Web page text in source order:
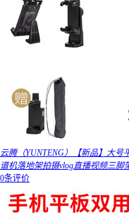
云腾（YUNTENG）【新品】大
谱机落地架拍摄vlog直播视频三
0条评价